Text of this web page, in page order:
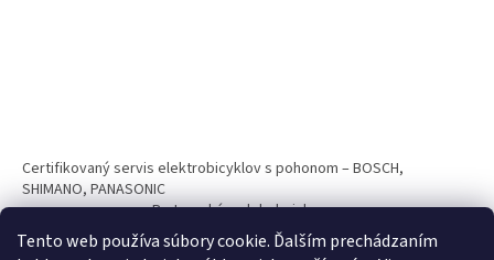
Tento web používa súbory cookie. Ďalším prechádzaním
Certifikovaný servis elektrobicyklov s pohonom – BOSCH,
SHIMANO, PANASONIC
Partnerský web hokejshop.eu